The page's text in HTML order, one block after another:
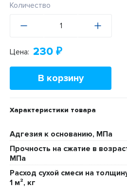
Количество
Цена: 230 ₽
В корзину
Характеристики товара
Адгезия к основанию, МПа
Прочность на сжатие в
МПа
Расход сухой смеси на
1 м², кг